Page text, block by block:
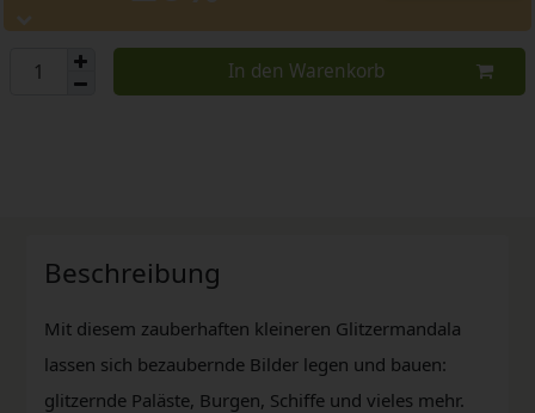
In den Warenkorb
Beschreibung
Mit diesem zauberhaften kleineren Glitzermandala
lassen sich bezaubernde Bilder legen und bauen:
glitzernde Paläste, Burgen, Schiffe und vieles mehr.